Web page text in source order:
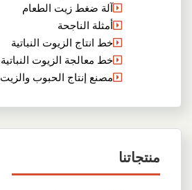
آلة ضغط زيت الطعام
أمثلة الناجحة
خط انتاج الزيوت النباتية
خط معالجة الزيوت النباتية
مصنع إنتاج الحبوب والزيت
منتجاتنا